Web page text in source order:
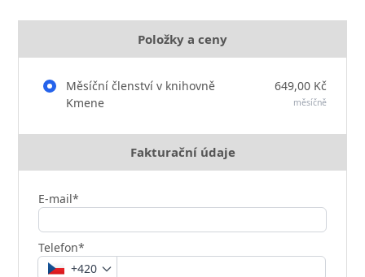
Položky a ceny
Měsíční členství v knihovně
Kmene
649,00 Kč
měsíčně
Fakturační údaje
E-mail*
Telefon*
+420